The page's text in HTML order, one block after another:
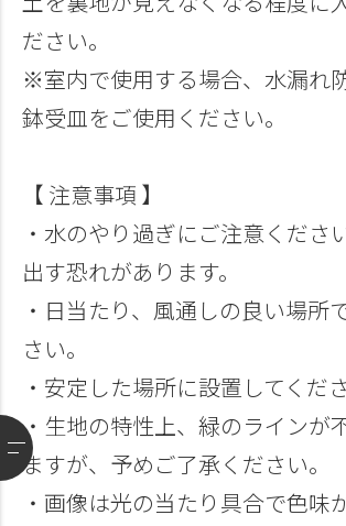
ださい。
※室内で使用する場合、水漏れ
鉢受皿をご使用ください。
【 注意事項 】
・水のやり過ぎにご注意くださ
出す恐れがあります。
・日当たり、風通しの良い場所
さい。
・安定した場所に設置してくださ
・生地の特性上、緑のラインが
ますが、予めご了承ください。
・画像は光の当たり具合で色味